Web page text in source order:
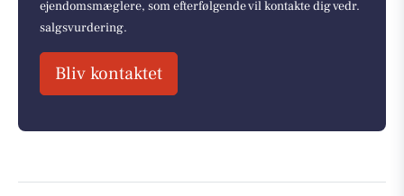
ejendomsmæglere, som efterfølgende vil kontakte dig vedr.
salgsvurdering.
Bliv kontaktet